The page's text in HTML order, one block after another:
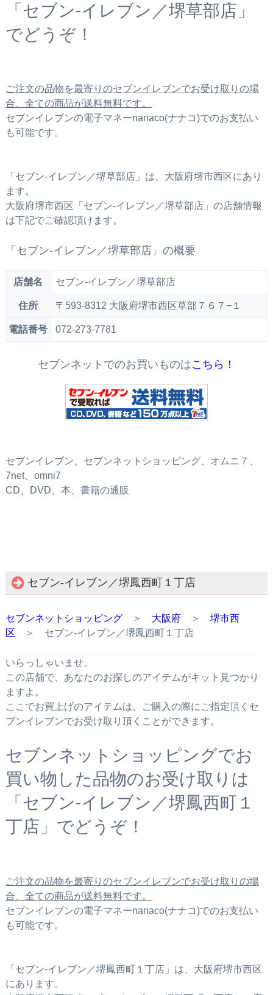
「セブン‐イレブン／堺草部店」
でどうぞ！
ご注文の品物を最寄りのセブンイレブンでお受け取りの場
合、全ての商品が送料無料です。
セブンイレブンの電子マネーnanaco(ナナコ)でのお支払い
も可能です。
「セブン‐イレブン／堺草部店」は、大阪府堺市西区にあり
ます。
大阪府堺市西区「セブン‐イレブン／堺草部店」の店舗情報
は下記でご確認頂けます。
「セブン‐イレブン／堺草部店」の概要
店舗名 セブン‐イレブン／堺草部店
住所 〒593-8312 大阪府堺市西区草部７６７−１
電話番号 072-273-7781
セブンネットでのお買いものはこちら！
セブンイレブン、セブンネットショッピング、オムニ７、
7net、omni7
CD、DVD、本、書籍の通販
セブン‐イレブン／堺鳳西町１丁店
セブンネットショッピング＞ 大阪府＞ 堺市西
区 ＞ セブン‐イレブン／堺鳳西町１丁店
いらっしゃいませ。
この店舗で、あなたのお探しのアイテムがキット見つかり
ますよ。
ここでお買上げのアイテムは、ご購入の際にご指定頂くセ
ブンイレブンでお受け取り頂くことができます。
セブンネットショッピングでお
買い物した品物のお受け取りは
「セブン‐イレブン／堺鳳西町１
丁店」でどうぞ！
ご注文の品物を最寄りのセブンイレブンでお受け取りの場
合、全ての商品が送料無料です。
セブンイレブンの電子マネーnanaco(ナナコ)でのお支払い
も可能です。
「セブン‐イレブン／堺鳳西町１丁店」は、大阪府堺市西区
にあります。